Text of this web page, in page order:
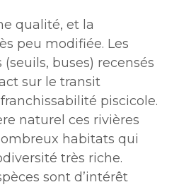
qualité, et la
peu modifiée. Les
buses) recensés
sur le transit
piscicole.
naturel ces rivières
habitats qui
très riche.
sont d’intérêt